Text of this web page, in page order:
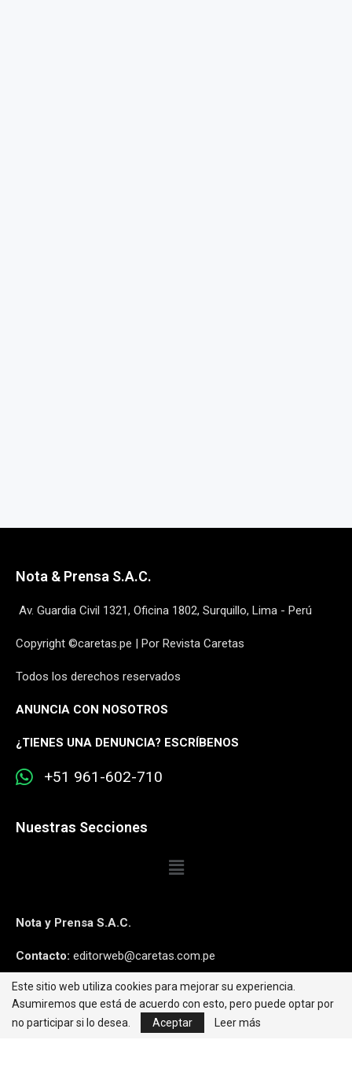
Nota & Prensa S.A.C.
Av. Guardia Civil 1321, Oficina 1802, Surquillo, Lima - Perú
Copyright ©caretas.pe | Por Revista Caretas
Todos los derechos reservados
ANUNCIA CON NOSOTROS
¿TIENES UNA DENUNCIA? ESCRÍBENOS
+51 961-602-710
Nuestras Secciones
Nota y Prensa S.A.C.
Contacto: editorweb@caretas.com.pe
Síguenos:
Este sitio web utiliza cookies para mejorar su experiencia.
Asumiremos que está de acuerdo con esto, pero puede optar por
no participar si lo desea.
Aceptar Leer más